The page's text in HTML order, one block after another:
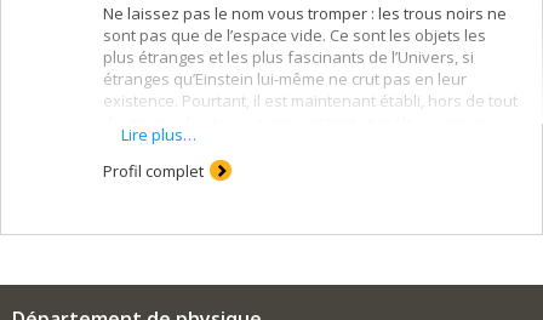
Ne laissez pas le nom vous tromper : les trous noirs ne
sont pas que de l’espace vide. Ce sont les objets les
plus étranges et les plus fascinants de l’Univers, si
étranges qu’Einstein lui-même ne crut pas en leur
existence. Pourtant, il est maintenant établi, hors de tout
rôle fondamental dans l’Univers.
Laprofesseure Julie Hlavacek-Larrondo
compréhension de la coévolution des galaxies et des
trous noirs.
Lire plus…
Profil complet